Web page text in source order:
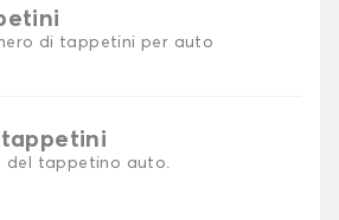
di tappetini per auto
del tappetino auto.